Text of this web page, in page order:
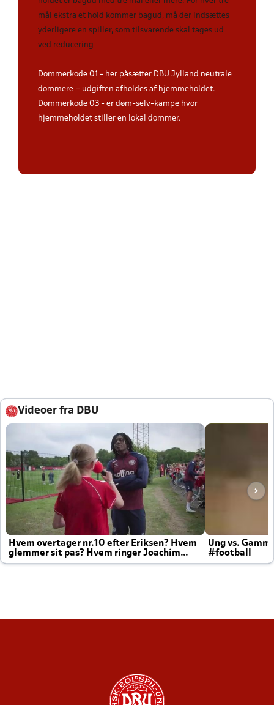
mål ekstra et hold kommer bagud, må der indsættes
yderligere en spiller, som tilsvarende skal tages ud
ved reducering
Dommerkode 01 - her påsætter DBU Jylland neutrale
dommere – udgiften afholdes af hjemmeholdet.
Dommerkode 03 - er døm-selv-kampe hvor
hjemmeholdet stiller en lokal dommer.
Videoer fra DBU
Hvem overtager nr.10 efter Eriksen? Hvem
glemmer sit pas? Hvem ringer Joachim
altid til efter kampe?
Ung vs.
#football